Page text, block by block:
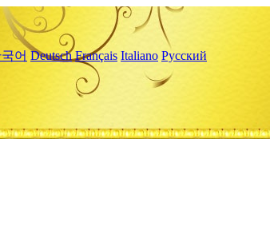
어 Deutsch Français Italiano Русский